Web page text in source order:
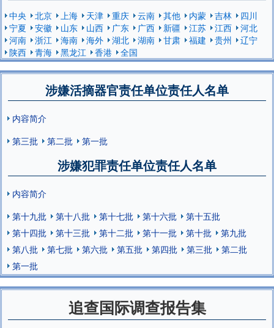
中央 北京 上海 天津 重庆 云南 其他 内蒙 吉林
四川
宁夏
安徽 山东 山西 广东 广西 新疆 江苏 江西
河北
河南
浙江 海南 海外 湖北 湖南 甘肃 福建 贵州
辽宁
陕西
青海 黑龙江 香港 全国
涉嫌活摘器官责任单位责任人名单
内容简介
第三批
第二批 第一批
涉嫌犯罪责任单位责任人名单
内容简介
第十九批
第十八批 第十七批 第十六批
第十五批
第十四批
第十三批 第十二批 第十一批 第十批
第九批
第八批
第七批 第六批 第五批 第四批 第三批
第二批
第一批
追查国际调查报告集